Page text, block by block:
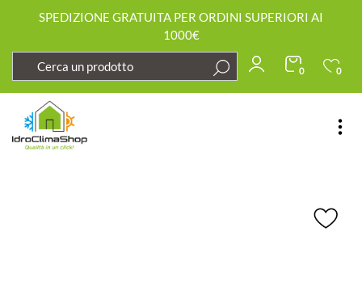
SPEDIZIONE GRATUITA PER ORDINI SUPERIORI AI
1000€
0 0